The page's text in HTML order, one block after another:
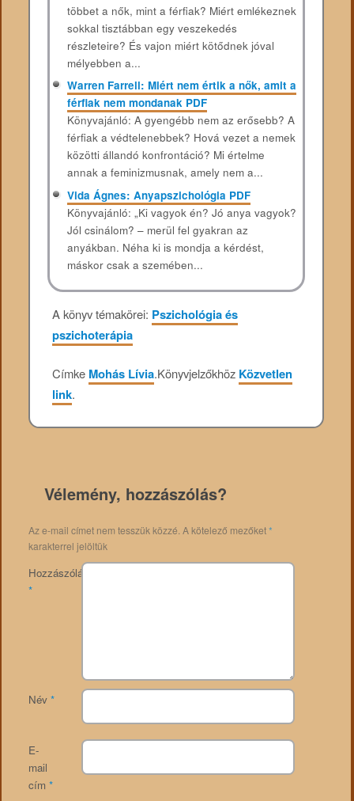
többet a nők, mint a férfiak? Miért emlékeznek
sokkal tisztábban egy veszekedés
részleteire? És vajon miért kötődnek jóval
mélyebben a...
Warren Farrell: Miért nem értik a nők, amit a
férfiak nem mondanak PDF
Könyvajánló: A gyengébb nem az erősebb? A
férfiak a védtelenebbek? Hová vezet a nemek
közötti állandó konfrontáció? Mi értelme
annak a feminizmusnak, amely nem a...
Vida Ágnes: Anyapszichológia PDF
Könyvajánló: „Ki vagyok én? Jó anya vagyok?
Jól csinálom? – merül fel gyakran az
anyákban. Néha ki is mondja a kérdést,
máskor csak a szemében...
A könyv témakörei: Pszichológia és
pszichoterápia
Címke Mohás Lívia.Könyvjelzőkhöz Közvetlen
link.
Vélemény, hozzászólás?
Az e-mail címet nem tesszük közzé. A kötelező mezőket*
karakterrel jelöltük
Hozzászólás
*
Név *
E-
mail
cím *